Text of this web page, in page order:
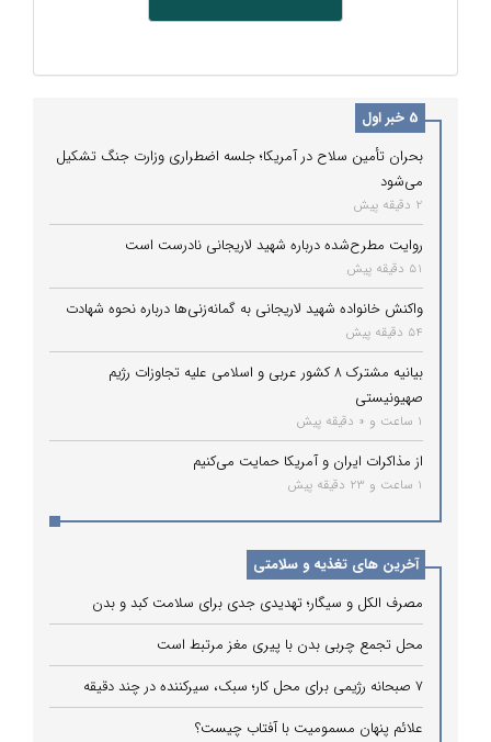
5 خبر اول
بحران تأمین سلاح در آمریکا؛ جلسه اضطراری وزارت جنگ تشکیل
می‌شود
2 دقیقه پیش
روایت مطرح‌شده درباره شهید لاریجانی نادرست است
51 دقیقه پیش
واکنش خانواده شهید لاریجانی به گمانه‌زنی‌ها درباره نحوه شهادت
54 دقیقه پیش
بیانیه مشترک ۸ کشور عربی و اسلامی علیه تجاوزات رژیم
صهیونیستی
1 ساعت و 0 دقیقه پیش
از مذاکرات ایران و آمریکا حمایت می‌کنیم
1 ساعت و 23 دقیقه پیش
آخرین های تغذیه و سلامتی
مصرف الکل و سیگار؛ تهدیدی جدی برای سلامت کبد و بدن
محل تجمع چربی بدن با پیری مغز مرتبط است
۷ صبحانه رژیمی برای محل کار؛ سبک، سیرکننده در چند دقیقه
علائم پنهان مسمومیت با آفتاب چیست؟